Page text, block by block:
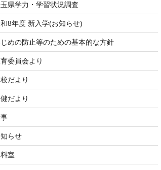
県学力・学習状況調査
8年度 新入学(お知らせ)
めの防止等のための基本的な方針
委員会より
だより
だより
らせ
室